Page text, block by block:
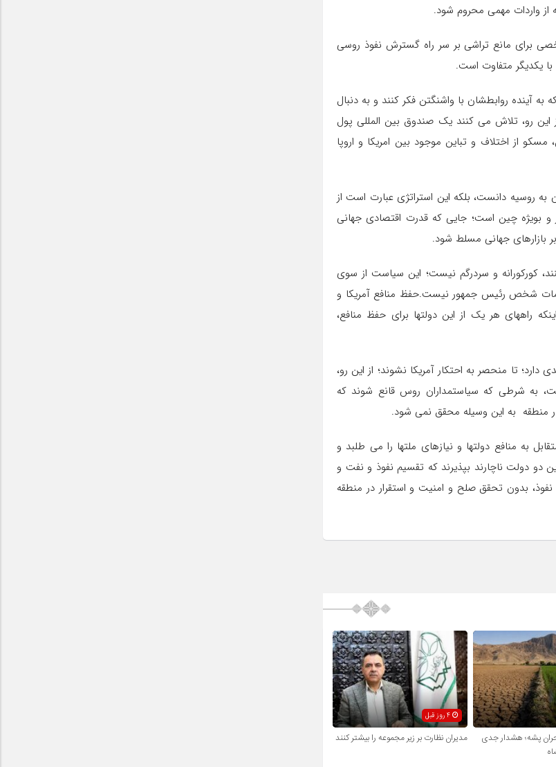
از واردات مهمی محروم شود.
برای مانع تراشی بر سر راه گسترش نفوذ روسی
با یکدیگر متفاوت است.
آینده روابطشان با واشنگتن فکر کنند و به دنبال
این رو، تلاش می کنند یک صندوق بین المللی پول
از اختلاف و تباین موجود بین امریکا و اروپا
به روسیه دانست، بلکه این استراتژی عبارت است از
و بویژه چین است؛ جایی که قدرت اقتصادی جهانی
بازارهای جهانی مسلط شود.
کورکورانه و سردرگم نیست؛ این سیاست از سوی
شخص رئیس جمهور نیست.حفظ منافع آمریکا و
راههای هر یک از این دولتها برای حفظ منافع،
تا منحصر به احتکار آمریکا نشوند؛ از این رو،
به شرطی که سیاستمداران روس قانع شوند که
منطقه به این وسیله محقق نمی شود.
به منافع دولتها و نیازهای ملتها را می طلبد و
دو دولت ناچارند بپذیرند که تقسیم نفوذ و نفت و
بدون تحقق صلح و امنیت و استقرار در منطقه
پشه؛ هشدار جدی
4 روز قبل
مدیران نظارت بر زیر مجموعه را بیشتر کنند